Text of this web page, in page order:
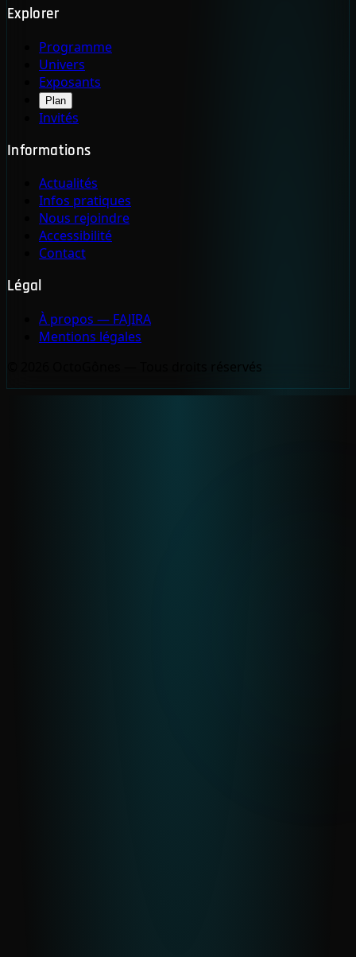
Explorer
Programme
Univers
Exposants
Plan
Invités
Informations
Actualités
Infos pratiques
Nous rejoindre
Accessibilité
Contact
Légal
À propos — FAJIRA
Mentions légales
© 2026 OctoGônes — Tous droits réservés